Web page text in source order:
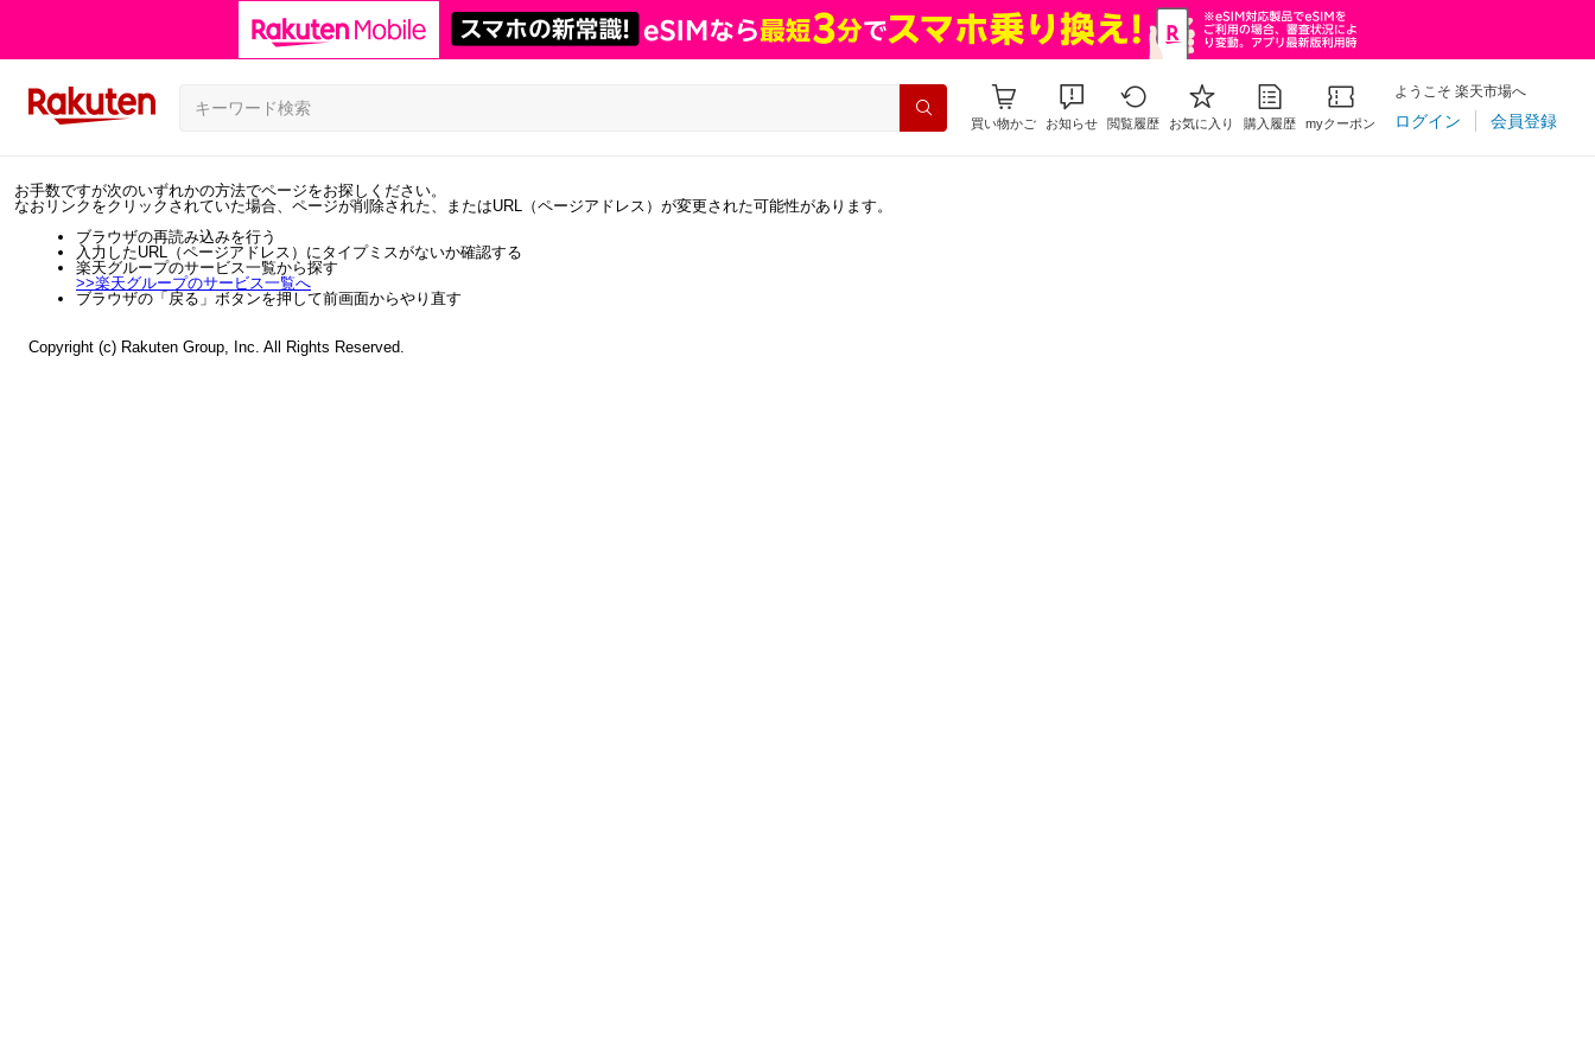
買い物かご お知らせ 閲覧履歴 お気に入り 購入履歴 myクーポン
ようこそ 楽天市場へ
ログイン 会員登録
お手数ですが次のいずれかの方法でページをお探しください。
なおリンクをクリックされていた場合、ページが削除された、またはURL（ページアドレス）が変更された可能性があります。
ブラウザの再読み込みを行う
入力したURL（ページアドレス）にタイプミスがないか確認する
楽天グループのサービス一覧から探す
>>楽天グループのサービス一覧へ
ブラウザの「戻る」ボタンを押して前画面からやり直す
Copyright (c) Rakuten Group, Inc. All Rights Reserved.